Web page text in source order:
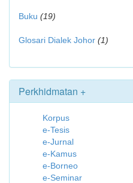
Buku (19)
Glosari Dialek Johor (1)
Perkhidmatan +
Korpus
e-Tesis
e-Jurnal
e-Kamus
e-Borneo
e-Seminar